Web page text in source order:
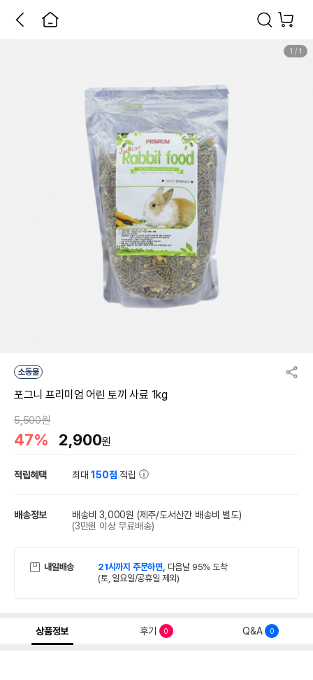
1 / 1
소동물
포그니 프리미엄 어린 토끼 사료 1kg
5,500원
47% 2,900원
적립혜택 최대150점 적립
배송정보 배송비 3,000원 (제주/도서산간 배송비 별도)
(3만원 이상 무료배송)
내일배송 21시까지 주문하면, 다음날 95% 도착
(토, 일요일/공휴일 제외)
상품정보 후기 0 Q&A 0